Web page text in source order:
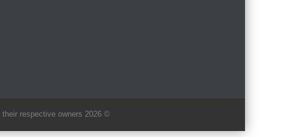
© 2026 Kipod Computer Services. All rights reserved. All brands and trademarks are the property of their respective owners.